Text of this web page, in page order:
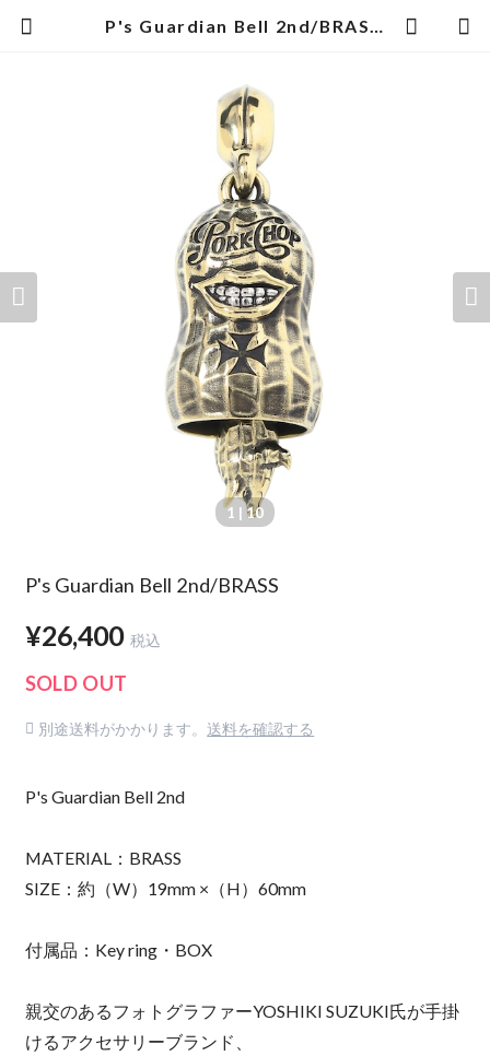
P's Guardian Bell 2nd/BRASS | PORKCHOP GARAGE SUPPLY
1 | 10
P's Guardian Bell 2nd/BRASS
¥26,400 税込
SOLD OUT
別途送料がかかります。 送料を確認する
P's Guardian Bell 2nd
MATERIAL：BRASS
SIZE：約（W）19mm ×（H）60mm
付属品：Key ring・BOX
親交のあるフォトグラファーYOSHIKI SUZUKI氏が手掛
けるアクセサリーブランド、